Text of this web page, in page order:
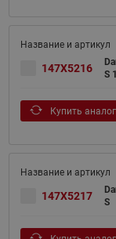
147X5216
S
Купить аналог
147X5217
S